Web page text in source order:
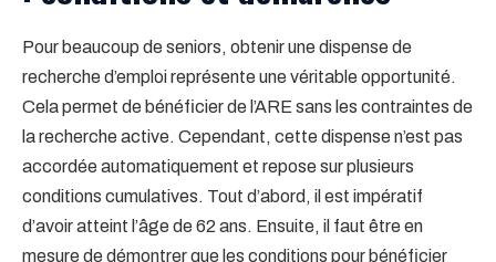
Pour beaucoup de seniors, obtenir une dispense de
recherche d’emploi représente une véritable opportunité.
Cela permet de bénéficier de l’ARE sans les contraintes de
la recherche active. Cependant, cette dispense n’est pas
accordée automatiquement et repose sur plusieurs
conditions cumulatives. Tout d’abord, il est impératif
d’avoir atteint l’âge de 62 ans. Ensuite, il faut être en
mesure de démontrer que les conditions pour bénéficier